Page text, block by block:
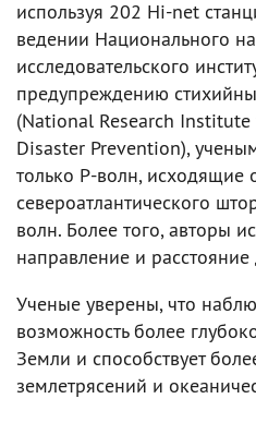
используя 202 Hi-net
ведении Национального
исследовательского
предупреждению
(National Research
Disaster Prevention),
только Р-волн, исходящие
североатлантического
волн. Более того, авторы
направление и
Ученые уверены, что
возможность более
Земли и способствует
землетрясений и